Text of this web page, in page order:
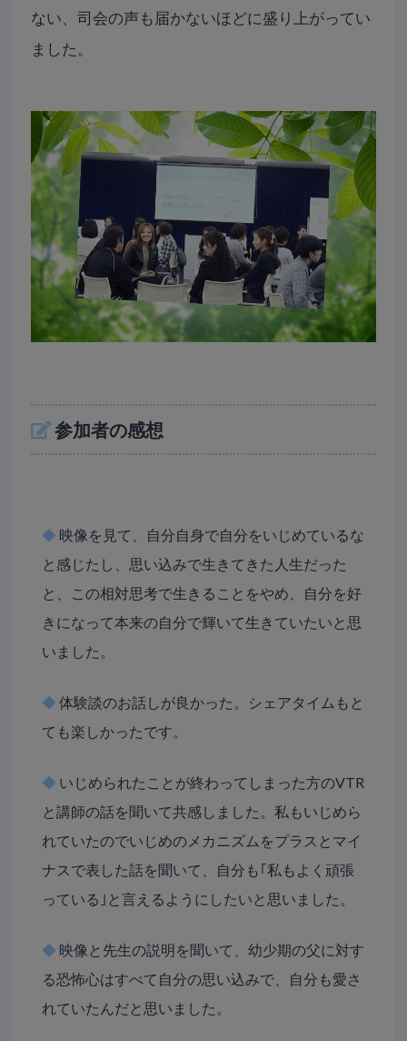
ない、司会の声も届かないほどに盛り上がってい
ました。
参加者の感想
◆ 映像を見て、自分自身で自分をいじめているな
と感じたし、思い込みで生きてきた人生だった
と、この相対思考で生きることをやめ、自分を好
きになって本来の自分で輝いて生きていたいと思
いました。
◆ 体験談のお話しが良かった。シェアタイムもと
ても楽しかったです。
◆ いじめられたことが終わってしまった方のVTR
と講師の話を聞いて共感しました。私もいじめら
れていたのでいじめのメカニズムをプラスとマイ
ナスで表した話を聞いて、自分も｢私もよく頑張
っている｣と言えるようにしたいと思いました。
◆ 映像と先生の説明を聞いて、幼少期の父に対す
る恐怖心はすべて自分の思い込みで、自分も愛さ
れていたんだと思いました。